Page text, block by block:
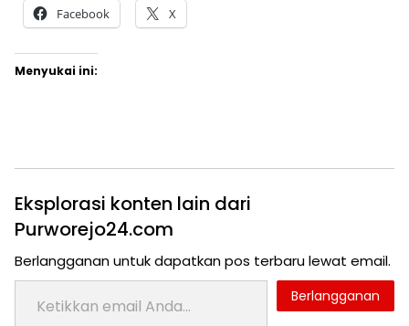
Facebook X
Menyukai ini:
Eksplorasi konten lain dari
Purworejo24.com
Berlangganan untuk dapatkan pos terbaru lewat email.
Ketikkan email Anda...
Berlangganan